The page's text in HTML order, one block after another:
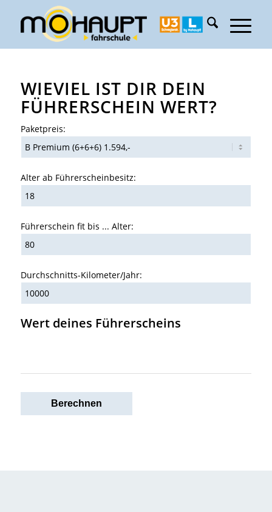
WIEVIEL IST DIR DEIN
FÜHRERSCHEIN WERT?
Paketpreis:
Alter ab Führerscheinbesitz:
Führerschein fit bis ... Alter:
Durchschnitts-Kilometer/Jahr:
Wert deines Führerscheins